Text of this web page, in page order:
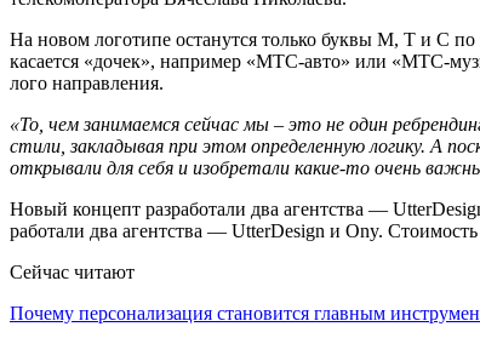
На новом логотипе останутся только буквы М, Т и С
касается «дочек», например «МТС-авто» или «МТС-
лого направления.
«То, чем занимаемся сейчас мы – это не один
стили, закладывая при этом определенную логику. А
открывали для себя и изобретали какие-то очень
Новый концепт разработали два агентства —
работали два агентства — UtterDesign и Ony.
Сейчас читают
Почему персонализация становится главным